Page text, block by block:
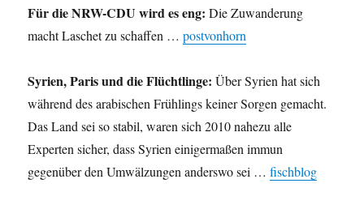
Für die NRW-CDU wird es eng: Die Zuwanderung
macht Laschet zu schaffen …postvonhorn
Syrien, Paris und die Flüchtlinge: Über Syrien hat sich
während des arabischen Frühlings keiner Sorgen gemacht.
Das Land sei so stabil, waren sich 2010 nahezu alle
Experten sicher, dass Syrien einigermaßen immun
gegenüber den Umwälzungen anderswo sei …fischblog